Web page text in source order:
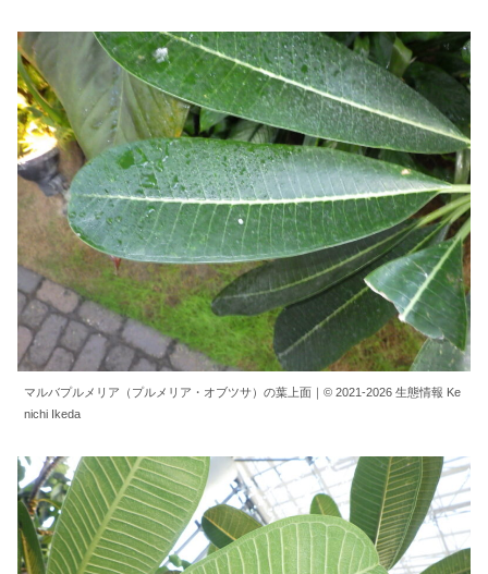
マルバプルメリア（プルメリア・オブツサ）の葉上面｜© 2021-2026 生態情報 Ke
nichi Ikeda